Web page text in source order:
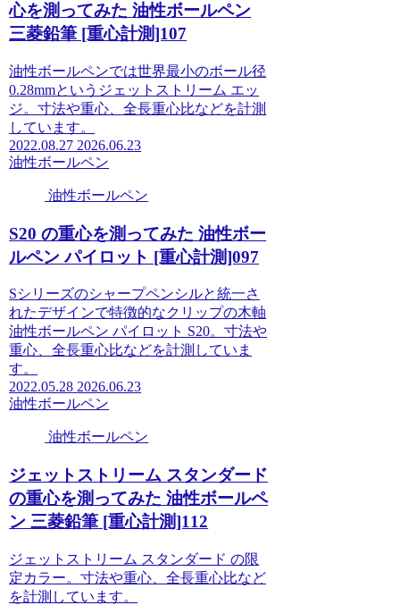
心を測ってみた 油性ボールペン
三菱鉛筆 [重心計測]107
油性ボールペンでは世界最小のボール径
0.28mmというジェットストリーム エッ
ジ。寸法や重心、全長重心比などを計測
しています。
2022.08.27 2026.06.23
油性ボールペン
油性ボールペン
S20 の重心を測ってみた 油性ボー
ルペン パイロット [重心計測]097
Sシリーズのシャープペンシルと統一さ
れたデザインで特徴的なクリップの木軸
油性ボールペン パイロット S20。寸法や
重心、全長重心比などを計測していま
す。
2022.05.28 2026.06.23
油性ボールペン
油性ボールペン
ジェットストリーム スタンダード
の重心を測ってみた 油性ボールペ
ン 三菱鉛筆 [重心計測]112
ジェットストリーム スタンダード の限
定カラー。寸法や重心、全長重心比など
を計測しています。